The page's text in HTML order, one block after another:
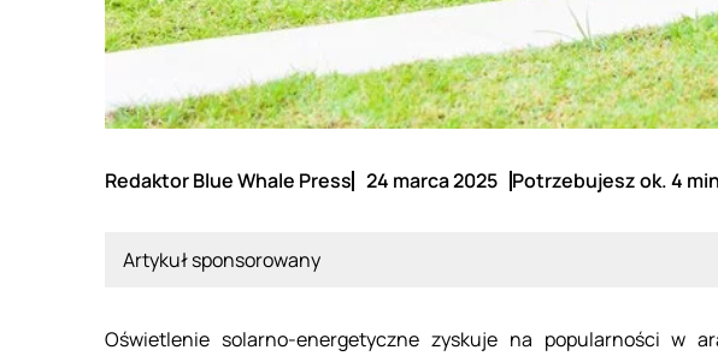
Redaktor Blue Whale Press 24 marca 2025 Potrzebujesz ok. 4
Artykuł sponsorowany
Oświetlenie solarno-energetyczne zyskuje na popularności w